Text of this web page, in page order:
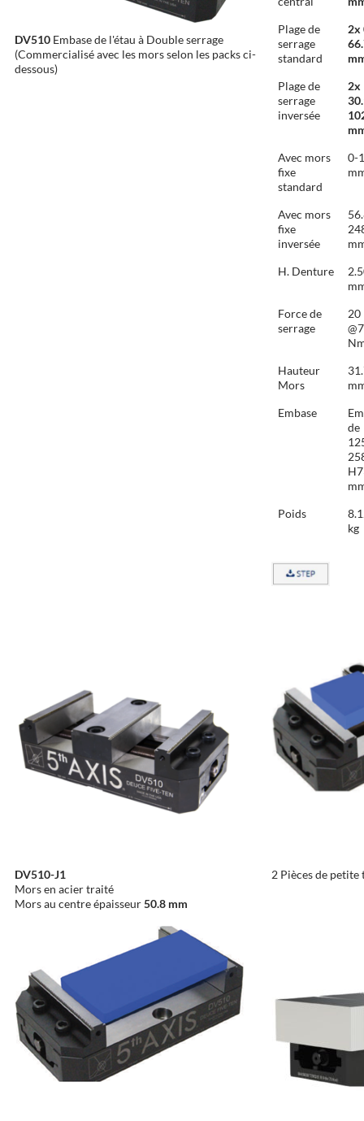
DV510 Embase de l'étau à Double serrage
(Commercialisé avec les mors selon les packs ci-
dessous)
Plage de
serrage
standard
2x
Plage de
serrage
inversée
2x
Avec mors
fixe
standard
0-
Avec mors
fixe
inversée
H. Denture
Force de
serrage
20
Hauteur
Mors
Embase
de
Poids
kg
DV510-J1
Mors en acier traité
Mors au centre épaisseur50.8 mm
2 Pièces de petite